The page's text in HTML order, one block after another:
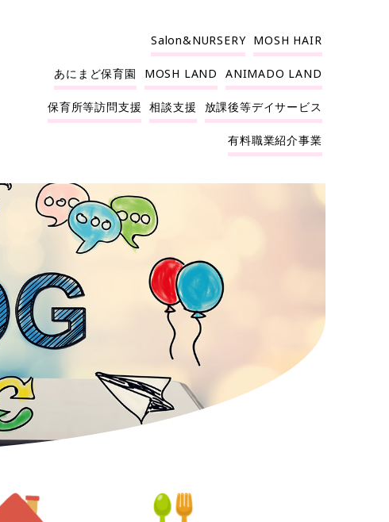
Salon&NURSERY MOSH HAIR
あにまど保育園 MOSH LAND ANIMADO LAND
保育所等訪問支援 相談支援 放課後等デイサービス
有料職業紹介事業